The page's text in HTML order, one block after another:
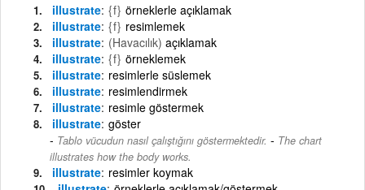
illustrate {f} örneklerle açıklamak
illustrate {f} resimlemek
illustrate (Havacılık) açıklamak
illustrate {f} örneklemek
illustrate resimlerle süslemek
illustrate resimlendirmek
illustrate resimle göstermek
illustrate göster
Tablo vücudun nasıl çalıştığını göstermektedir. - The chart
illustrates how the body works.
illustrate resimler koymak